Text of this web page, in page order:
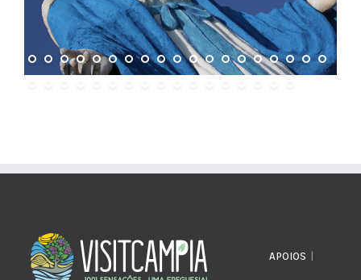
APOIOS